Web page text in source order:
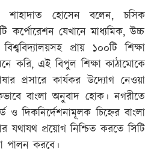
শাহাদাত হোসেন বলেন, চসিক
কর্পোরেশন যেখানে মাধ্যমিক, উচ্চ
প্রায় ১০০টি শিক্ষা
করি, এই বিপুল শিক্ষা কাঠামোকে
প্রসারে কার্যকর উদ্যোগ নেওয়া
বাংলা অনুবাদ হোক। নগরীতে
ও দিকনির্দেশনামূলক চিহ্নের বাংলা
যথাযথ প্রয়োগ নিশ্চিত করতে সিটি
পালন করবে।